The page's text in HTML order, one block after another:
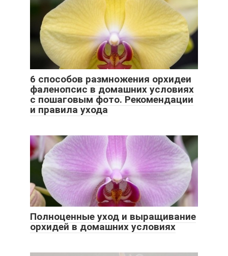
6 способов размножения орхидеи
фаленопсис в домашних условиях
с пошаговым фото. Рекомендации
и правила ухода
Полноценные уход и выращивание
орхидей в домашних условиях